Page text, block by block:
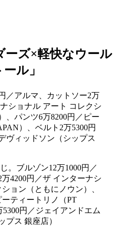
ーズ×軽快なウール
ル」
。ブルゾン12万1000円／
4200円／ザ インターナシ
ョン（ともにノウン）、
ティートリノ（PT
円／ジェイアンドエム
プス 銀座店）